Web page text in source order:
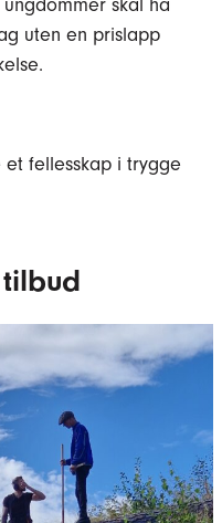
skal ha
uten en prislapp
et fellesskap i trygge